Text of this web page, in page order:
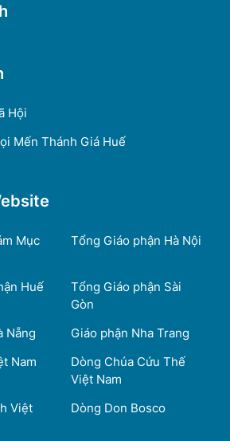
Hội
Mến Thánh Giá Huế
Mục
Tổng Giáo phận Hà Nội
Huế
Tổng Giáo phận Sài
Gòn
Nẵng
Giáo phận Nha Trang
Nam
Dòng Chúa Cứu Thế
Việt Nam
Việt
Dòng Don Bosco